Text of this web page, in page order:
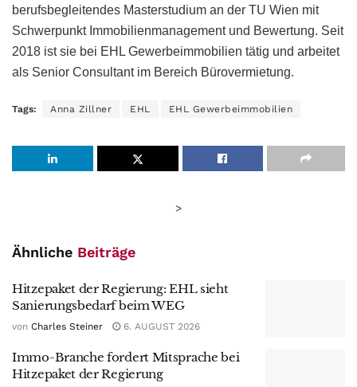
berufsbegleitendes Masterstudium an der TU Wien mit
Schwerpunkt Immobilienmanagement und Bewertung. Seit
2018 ist sie bei EHL Gewerbeimmobilien tätig und arbeitet
als Senior Consultant im Bereich Bürovermietung.
Tags: Anna Zillner EHL EHL Gewerbeimmobilien
>
Ähnliche Beiträge
Hitzepaket der Regierung: EHL sieht
Sanierungsbedarf beim WEG
von Charles Steiner 6. AUGUST 2026
Immo-Branche fordert Mitsprache bei
Hitzepaket der Regierung